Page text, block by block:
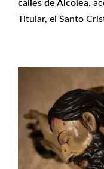
calles de Alcolea,
Titular, el Santo